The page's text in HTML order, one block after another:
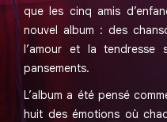
que les cinq amis
nouvel album : des
l’amour et la tendresse
pansements.
L’album a été pensé
huit des émotions où